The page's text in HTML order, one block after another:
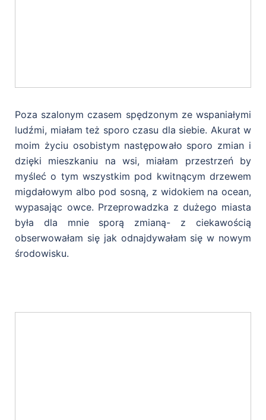
Poza szalonym czasem spędzonym ze wspaniałymi
ludźmi, miałam też sporo czasu dla siebie. Akurat w
moim życiu osobistym następowało sporo zmian i
dzięki mieszkaniu na wsi, miałam przestrzeń by
myśleć o tym wszystkim pod kwitnącym drzewem
migdałowym albo pod sosną, z widokiem na ocean,
wypasając owce. Przeprowadzka z dużego miasta
była dla mnie sporą zmianą- z ciekawością
obserwowałam się jak odnajdywałam się w nowym
środowisku.